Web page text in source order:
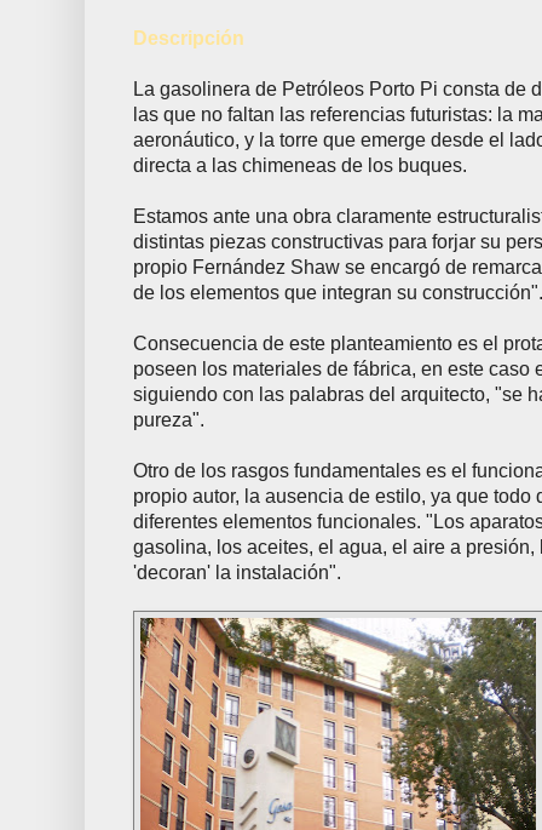
Descripción
La gasolinera de Petróleos Porto Pi consta de
las que no faltan las referencias futuristas: la
aeronáutico, y la torre que emerge desde el
directa a las chimeneas de los buques.
Estamos ante una obra claramente
distintas piezas constructivas para forjar su
propio Fernández Shaw se encargó de
de los elementos que integran su construcción".
Consecuencia de este planteamiento es el
poseen los materiales de fábrica, en este caso
siguiendo con las palabras del arquitecto, "se
pureza".
Otro de los rasgos fundamentales es el
propio autor, la ausencia de estilo, ya que todo
diferentes elementos funcionales. "Los
gasolina, los aceites, el agua, el aire a
'decoran' la instalación".